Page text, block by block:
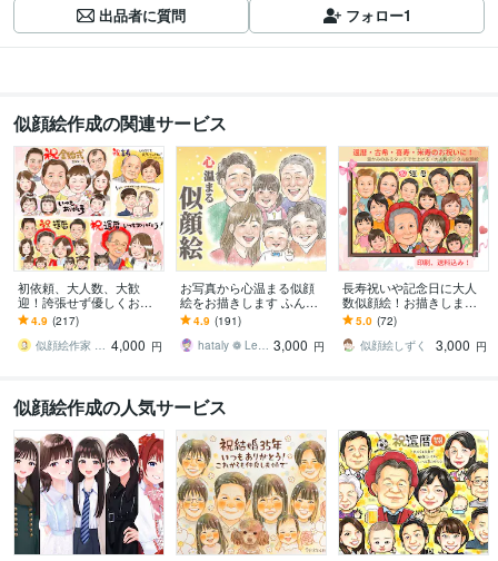
出品者に質問 フォロー1
似顔絵作成の関連サービス
初依頼、大人数、大歓
迎！誇張せず優しくお描
きします 古希、還暦や敬
老、父母の日、大切な家
族への想いを形にします
4.9 (217)
似顔絵作家 mogu 4,000 円
お写真から心温まる似顔
絵をお描きします ふんわ
り優しい色鉛筆タッチ♡
大切な日に心に残る贈り
物
4.9 (191)
hataly ❁ Lee／ enme 3,000 円
長寿祝いや記念日に大人
数似顔絵！お描きします
♪還暦•米寿•大切な記念日
に笑顔ひろがる似顔絵ギ
フトを♪
5.0 (72)
似顔絵しずく
3,000 円
似顔絵作成の人気サービス